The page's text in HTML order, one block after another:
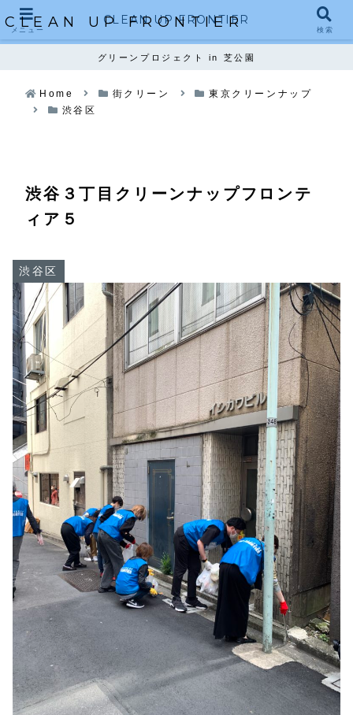
CLEAN UP FRONTIER
グリーンプロジェクト in 芝公園
Home 街クリーン
東京クリーンナップ
渋谷区
渋谷３丁目クリーンナップフロンテ
ィア５
渋谷区
メニュー
CLEAN UP FRONTIER
検索